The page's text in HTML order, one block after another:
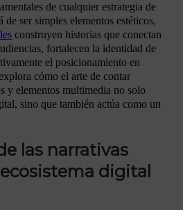
de cualquier estrategia de
ser simples elementos estéticos,
construyen historias que conectan
fortalecen la identidad de
el posicionamiento en
cómo el arte de contar
y elementos multimedia no solo
sino que también actúa como un
las narrativas
digital